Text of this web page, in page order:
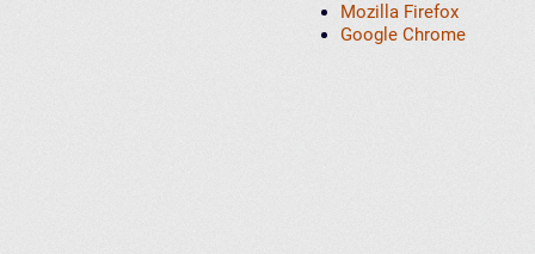
Mozilla Firefox
Google Chrome